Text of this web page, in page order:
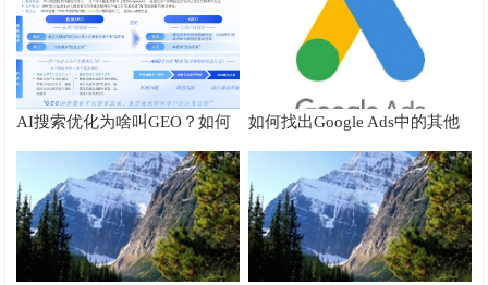
AI搜索优化为啥叫GEO？如何
在AI搜索中获得排名？
如何找出Google Ads中的其他
搜索字词